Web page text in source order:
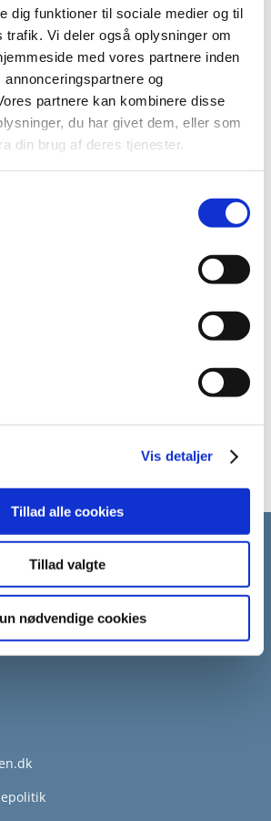
dig funktioner til sociale medier og til
trafik. Vi deler også oplysninger om
med vores partnere inden
og
partnere kan kombinere disse
du har givet dem, eller som
din brug af deres tjenester.
Vis detaljer
Tillad alle cookies
Tillad valgte
nødvendige cookies
skal du være
:
= Direkte aflæsning på
betaler for det kolde vand, når du
vand.
du bruger 80 m3 varmt vand, skal
for 80 m3 koldt vand.
– du skal selv kontakte
Techem
de nye intelligente elmålere, som
selv melder dit elforbrug ind til
påNRGi